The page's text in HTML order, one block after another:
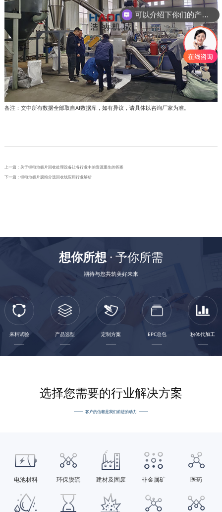
备注：文中所有数据全部取自AI数据库，如有异议，请具体以咨询厂家为准。
上一篇： 关于锂电池极片回收处理设备让各行业中的资源重生的答案​
下一篇： ​锂电池极片脱粉分选回收线应用行业解析​
想你所想 · 予你所需
期待与您共筑美好未来
来料试验 产品选型 定制方案 EPC总包 粉体代加工
选择您需要的行业解决方案
客户的信赖是我们前进的动力
电池材料 环保脱硫 建材及固废 非金属矿 医药
可以介绍下你们的产品么